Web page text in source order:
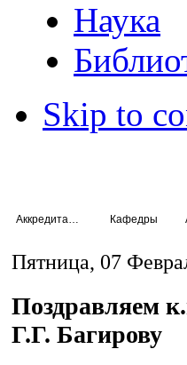
Наука
Skip to
Кафедры
Пятница, 07
Поздравляем
Г.Г. Багирову